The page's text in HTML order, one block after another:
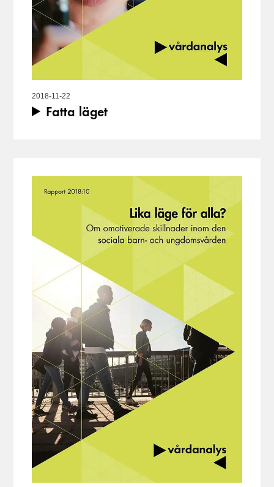
2018-11-22
Fatta läget